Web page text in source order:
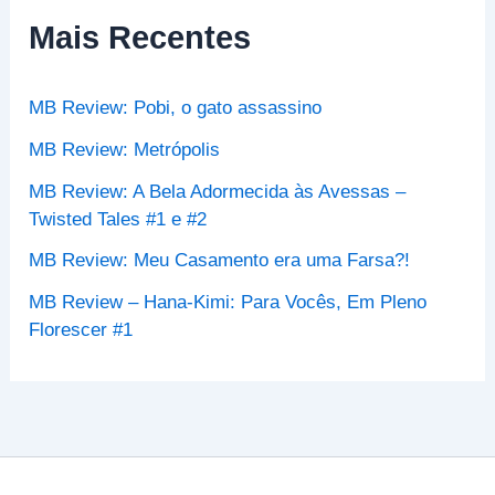
s
a
o
:
Mais Recentes
MB Review: Pobi, o gato assassino
MB Review: Metrópolis
MB Review: A Bela Adormecida às Avessas –
Twisted Tales #1 e #2
MB Review: Meu Casamento era uma Farsa?!
MB Review – Hana-Kimi: Para Vocês, Em Pleno
Florescer #1